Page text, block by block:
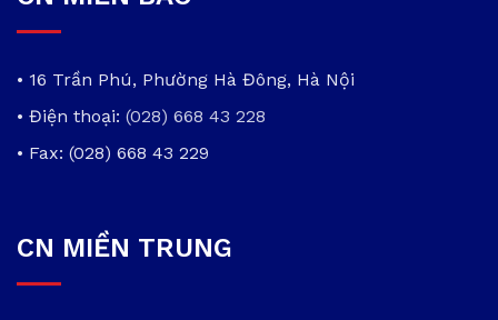
• 16 Trần Phú, Phường Hà Đông, Hà Nội
• Điện thoại: (028) 668 43 228
• Fax: (028) 668 43 229
CN MIỀN TRUNG